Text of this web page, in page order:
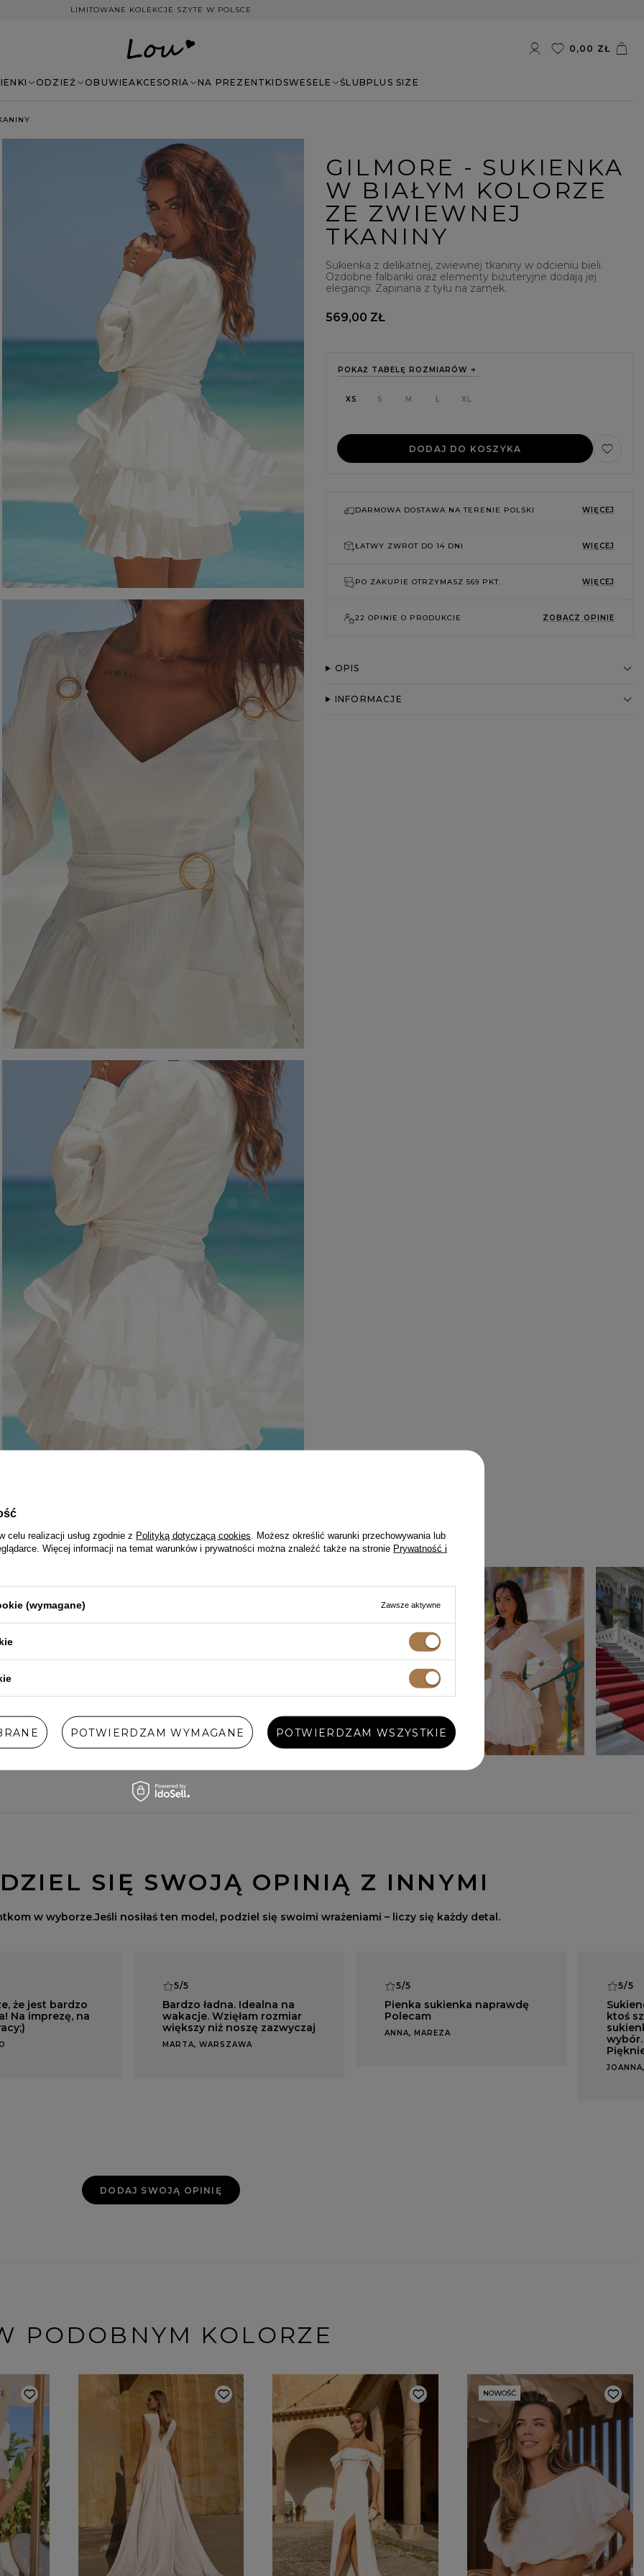
DARMOWA DOSTAWA ZAMÓWIEŃ NA TERENIE POLSKI
0,00 ZŁ
/ Długość
/ Ramiączka
Z DŁUGIM RĘKAWEM
Z KRÓTKIM RĘKAWEM
NA RAMIĄCZKACH
Dekolt
NA PLECACH
KWADRATOWY
KOPERTOWY
NIEBIESKIE
ZIELONE
BRĄZOWE
RÓŻOWE
SZARE
ŻÓŁTE
PRINTY
KREMOWE
ODZIEŻ OBUWIEAKCESORIA NA PREZENT KIDSWESELE ŚLUB PLUS SIZE
GILMORE - SUKIENKA
W BIAŁYM KOLORZE
ZE ZWIEWNEJ
TKANINY
Sukienka z delikatnej, zwiewnej tkaniny w odcieniu bieli.
Ozdobne falbanki oraz elementy biżuteryjne dodają jej
elegancji. Zapinana z tyłu na zamek.
POKAŻ TABELĘ ROZMIARÓW
XS S M L XL
DODAJ DO KOSZYKA
569,00 ZŁ
DARMOWA DOSTAWA NA TERENIE POLSKI WIĘCEJ
ŁATWY ZWROT DO 14 DNI WIĘCEJ
PO ZAKUPIE OTRZYMASZ 569 PKT. WIĘCEJ
22 OPINIE O PRODUKCIE ZOBACZ OPINIE
OPIS
INFORMACJE
SIĘ SWOJĄ OPINIĄ Z INNYMI
w wyborze.Jeśli nosiłaś ten model, podziel się swoimi wrażeniami – liczy się każdy detal.
że jest bardzo
Na imprezę, na
5/5
Bardzo ładna. Idealna na
wakacje. Wzięłam rozmiar
większy niż noszę zazwyczaj
MARTA, WARSZAWA
5/5
Pienka sukienka naprawdę
Polecam
ANNA, MAREZA
5/5
ktoś
DODAJ SWOJĄ OPINIĘ
PODOBNYM KOLORZE
NOWOŚĆ
celu realizacji usług zgodnie z Polityką dotyczącą cookies . Możesz określić warunki przechowywania lub
Więcej informacji na temat warunków i prywatności można znaleźć także na stronie Prywatność i
(wymagane) Zawsze aktywne
POTWIERDZAM WYMAGANE POTWIERDZAM WSZYSTKIE